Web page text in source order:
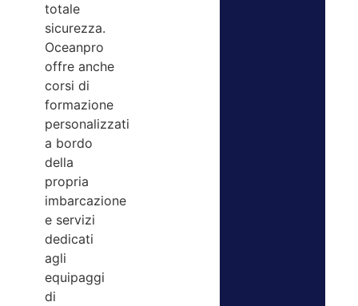
totale
sicurezza.
Oceanpro
offre anche
corsi di
formazione
personalizzati
a bordo
della
propria
imbarcazione
e servizi
dedicati
agli
equipaggi
di